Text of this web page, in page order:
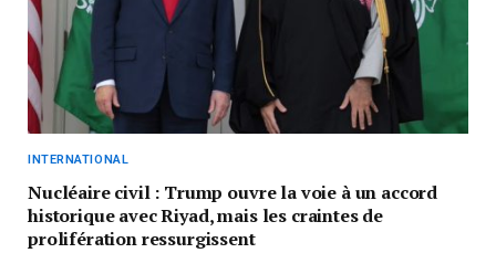
INTERNATIONAL
Nucléaire civil : Trump ouvre la voie à un accord
historique avec Riyad, mais les craintes de
prolifération ressurgissent